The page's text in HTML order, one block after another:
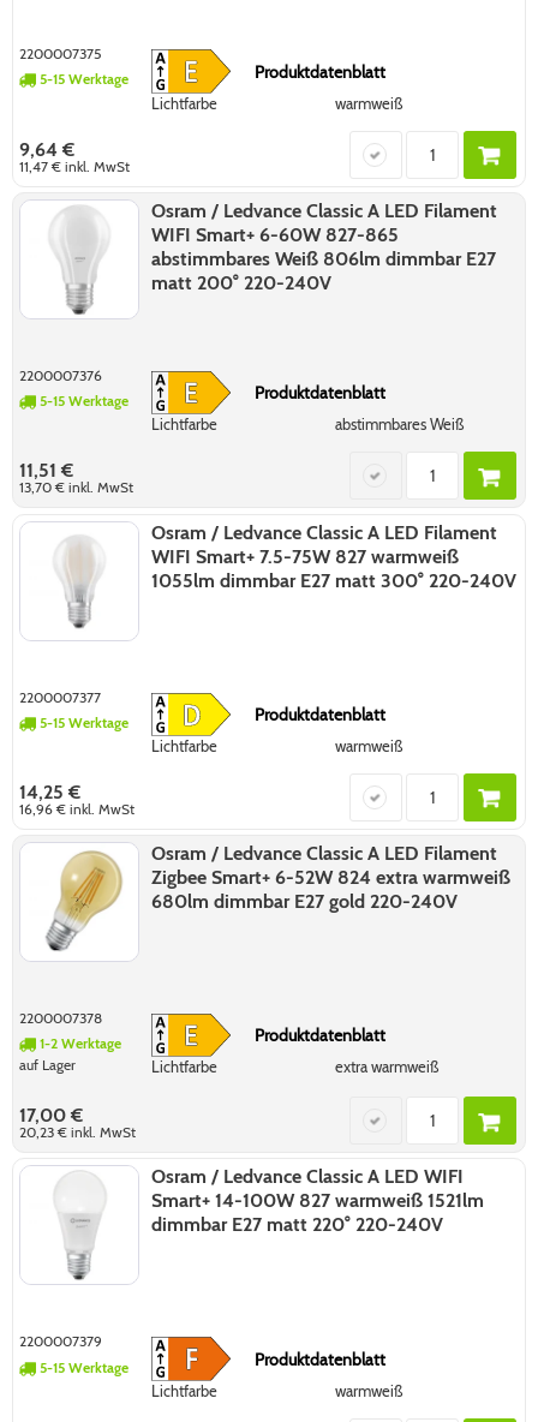
2200007375
5-15 Werktage
Produktdatenblatt
Lichtfarbe warmweiß
9,64 €
11,47 €inkl. MwSt
Osram / Ledvance Classic A LED Filament
WIFI Smart+ 6-60W 827-865
abstimmbares Weiß 806lm dimmbar E27
matt 200° 220-240V
2200007376
5-15 Werktage
Produktdatenblatt
Lichtfarbe abstimmbares Weiß
11,51 €
13,70 €inkl. MwSt
Osram / Ledvance Classic A LED Filament
WIFI Smart+ 7.5-75W 827 warmweiß
1055lm dimmbar E27 matt 300° 220-240V
2200007377
5-15 Werktage
Produktdatenblatt
Lichtfarbe warmweiß
14,25 €
16,96 €inkl. MwSt
Osram / Ledvance Classic A LED Filament
Zigbee Smart+ 6-52W 824 extra warmweiß
680lm dimmbar E27 gold 220-240V
2200007378
1-2 Werktage
auf Lager
Produktdatenblatt
Lichtfarbe extra warmweiß
17,00 €
20,23 €inkl. MwSt
Osram / Ledvance Classic A LED WIFI
Smart+ 14-100W 827 warmweiß 1521lm
dimmbar E27 matt 220° 220-240V
2200007379
5-15 Werktage
Produktdatenblatt
Lichtfarbe warmweiß